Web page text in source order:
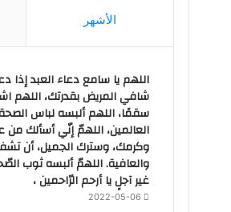
الأشهر
اللهم يا سامع دعاء العبد إذا
شافي المريض بقدرتك، اللهم
سقمًا، اللهم ألبسه لباس
العالمين، اللهمّ إنّي أسألك
وكرمك، وسترك الجميل، أن
والعافية. اللهمّ ألبسه ثوب
غير آجلٍ يا أرحم الرّاحمين ،
2022-05-06